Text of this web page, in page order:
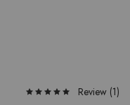
Review (1)